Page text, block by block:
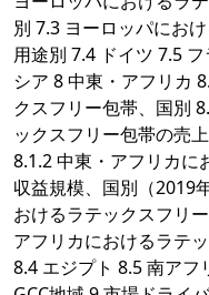
別 7.3 ヨーロッパにお
用途別 7.4 ドイツ 7.5
シア 8 中東・アフリカ
クスフリー包帯、国別
ックスフリー包帯の売
8.1.2 中東・アフリカに
収益規模、国別（2019
おけるラテックスフリ
アフリカにおけるラテ
8.4 エジプト 8.5 南アフ